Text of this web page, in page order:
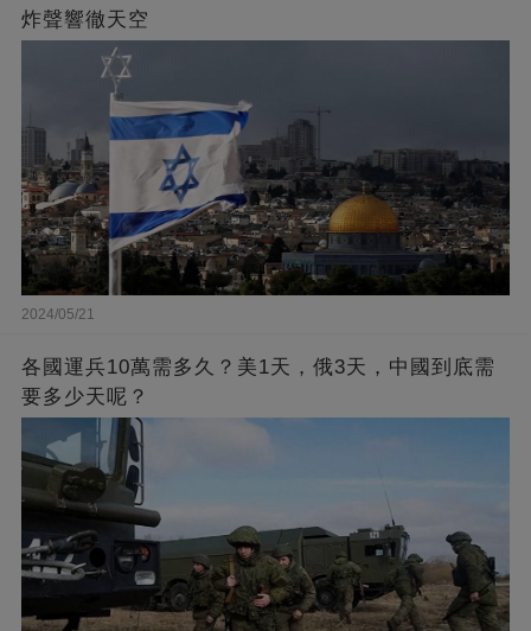
炸聲響徹天空
2024/05/21
各國運兵10萬需多久？美1天，俄3天，中國到底需
要多少天呢？